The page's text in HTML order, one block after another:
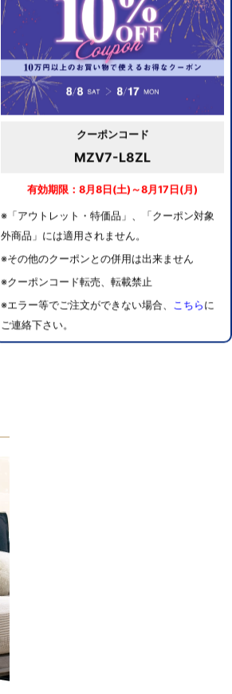
クーポンコード
MZV7-L8ZL
有効期限：8月8日(土)～8月17日(月)
※「アウトレット・特価品」、「クーポン対象
外商品」には適用されません。
※その他のクーポンとの併用は出来ません
※クーポンコード転売、転載禁止
※エラー等でご注文ができない場合、 こちら に
ご連絡下さい。